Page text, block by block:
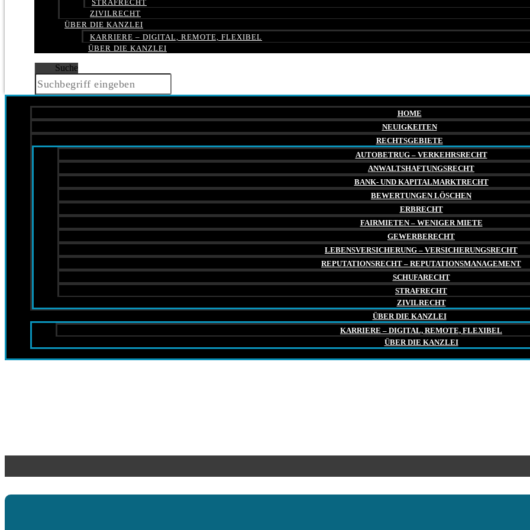
STRAFRECHT
ZIVILRECHT
ÜBER DIE KANZLEI
KARRIERE – DIGITAL, REMOTE, FLEXIBEL
ÜBER DIE KANZLEI
Suche
HOME
NEUIGKEITEN
RECHTSGEBIETE
AUTOBETRUG – VERKEHRSRECHT
ANWALTSHAFTUNGSRECHT
BANK- UND KAPITALMARKTRECHT
BEWERTUNGEN LÖSCHEN
ERBRECHT
FAIRMIETEN – WENIGER MIETE
GEWERBERECHT
LEBENSVERSICHERUNG – VERSICHERUNGSRECHT
REPUTATIONSRECHT – REPUTATIONSMANAGEMENT
SCHUFARECHT
STRAFRECHT
ZIVILRECHT
ÜBER DIE KANZLEI
KARRIERE – DIGITAL, REMOTE, FLEXIBEL
ÜBER DIE KANZLEI